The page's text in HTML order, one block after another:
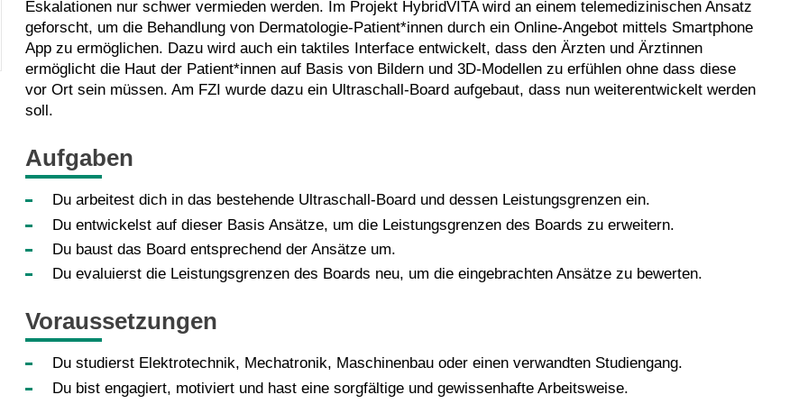
Eskalationen nur schwer vermieden werden. Im Projekt HybridVITA wird an einem telemedizinischen Ansatz
geforscht, um die Behandlung von Dermatologie-Patient*innen durch ein Online-Angebot mittels Smartphone
App zu ermöglichen. Dazu wird auch ein taktiles Interface entwickelt, dass den Ärzten und Ärztinnen
ermöglicht die Haut der Patient*innen auf Basis von Bildern und 3D-Modellen zu erfühlen ohne dass diese
vor Ort sein müssen. Am FZI wurde dazu ein Ultraschall-Board aufgebaut, dass nun weiterentwickelt werden
soll.
Aufgaben
Du arbeitest dich in das bestehende Ultraschall-Board und dessen Leistungsgrenzen ein.
Du entwickelst auf dieser Basis Ansätze, um die Leistungsgrenzen des Boards zu erweitern.
Du baust das Board entsprechend der Ansätze um.
Du evaluierst die Leistungsgrenzen des Boards neu, um die eingebrachten Ansätze zu bewerten.
Voraussetzungen
Du studierst Elektrotechnik, Mechatronik, Maschinenbau oder einen verwandten Studiengang.
Du bist engagiert, motiviert und hast eine sorgfältige und gewissenhafte Arbeitsweise.